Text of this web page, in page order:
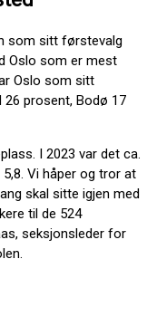
som sitt førstevalg
Oslo som er mest
Oslo som sitt
prosent, Bodø 17
I 2023 var det ca.
Vi håper og tror at
skal sitte igjen med
til de 524
seksjonsleder for